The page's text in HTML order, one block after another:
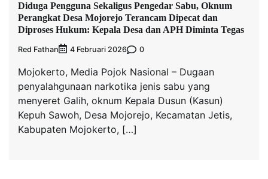
Diduga Pengguna Sekaligus Pengedar Sabu, Oknum
Perangkat Desa Mojorejo Terancam Dipecat dan
Diproses Hukum: Kepala Desa dan APH Diminta Tegas
Red Fathan 4 Februari 2026 0
Mojokerto, Media Pojok Nasional – Dugaan
penyalahgunaan narkotika jenis sabu yang
menyeret Galih, oknum Kepala Dusun (Kasun)
Kepuh Sawoh, Desa Mojorejo, Kecamatan Jetis,
Kabupaten Mojokerto, […]